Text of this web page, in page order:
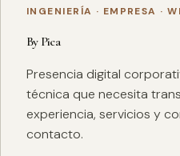
INGENIERÍA · EMPRESA ·
By Pica
Presencia digital
técnica que necesita
experiencia, servicios y
contacto.